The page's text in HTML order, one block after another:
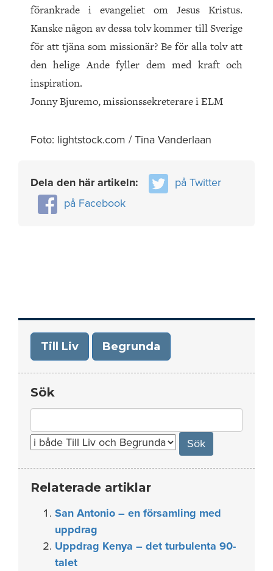
förankrade i evan­geliet om Jesus Kristus.
Kanske någon av dessa tolv kommer till Sverige
för att tjäna som missionär? Be för alla tolv att
den helige Ande fyller dem med kraft och
inspiration.
Jonny Bjuremo, missionssekreterare i ELM
Foto: lightstock.com / Tina Vanderlaan
Dela den här artikeln:
på Twitter
på Facebook
Till Liv Begrunda
Sök
for:
Relaterade artiklar
San Antonio – en församling med
uppdrag
Uppdrag Kenya – det turbulenta 90-
talet